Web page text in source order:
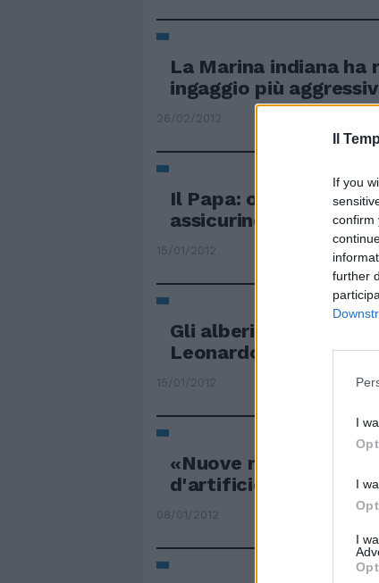
Il
If you
confirm
further
I
I
I
La Marina indiana ha
ingaggio più
26/02/2012
Il Papa: ora nuove
assicurino a tutti
15/01/2012
Gli alberi seguono le
Leonardo
15/01/2012
«Nuove regole per i
d'artificio»
08/01/2012